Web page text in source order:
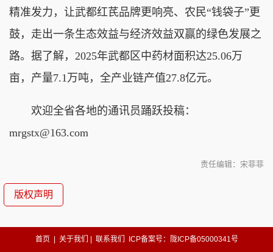
精准发力，让武都红芪品牌更响亮、农民“钱袋子”更
鼓，走出一条生态效益与经济效益双赢的绿色发展之
路。据了解，2025年武都区中药材面积达25.06万
亩，产量7.1万吨，全产业链产值27.8亿元。
欢迎全省各地的通讯员踊跃投稿：
mrgstx@163.com
责任编辑：宋菲菲
版权声明
首页 关于我们 联系我们 ICP备案号：陇ICP备05000341号